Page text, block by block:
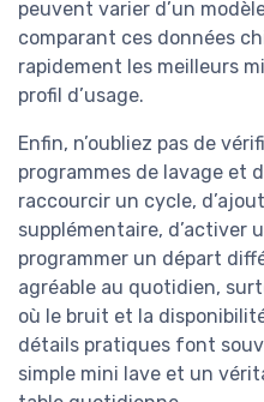
peuvent varier d’un
comparant ces données
rapidement les meilleurs
profil d’usage.
Enfin, n’oubliez pas de
programmes de lavage et
raccourcir un cycle,
supplémentaire, d’activer
programmer un départ
agréable au quotidien,
où le bruit et la
détails pratiques font
simple mini lave et un